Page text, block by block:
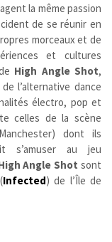
la même passion
de se réunir en
morceaux et de
et cultures
High Angle Shot,
l’alternative dance
électro, pop et
celles de la scène
dont ils
s’amuser au jeu
Angle Shot sont
(Infected) de l’Île de